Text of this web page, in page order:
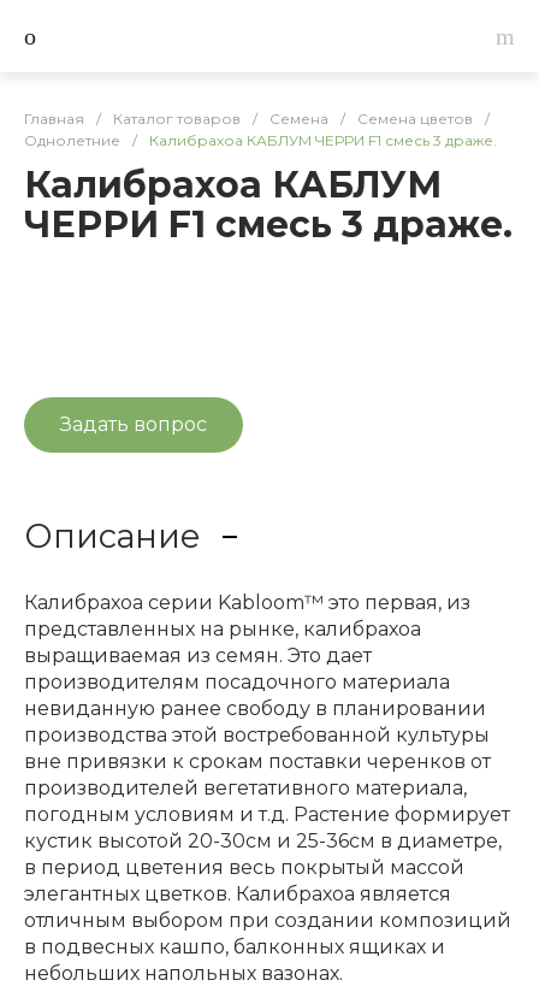
Главная / Каталог товаров / Семена / Семена цветов
/
Однолетние
/ Калибрахоа КАБЛУМ ЧЕРРИ F1 смесь 3 драже.
Калибрахоа КАБЛУМ
ЧЕРРИ F1 смесь 3 драже.
Задать вопрос
Описание
Калибрахоа серии Kabloom™ это первая, из
представленных на рынке, калибрахоа
выращиваемая из семян. Это дает
производителям посадочного материала
невиданную ранее свободу в планировании
производства этой востребованной культуры
вне привязки к срокам поставки черенков от
производителей вегетативного материала,
погодным условиям и т.д. Растение формирует
кустик высотой 20-30см и 25-36см в диаметре,
в период цветения весь покрытый массой
элегантных цветков. Калибрахоа является
отличным выбором при создании композиций
в подвесных кашпо, балконных ящиках и
небольших напольных вазонах.